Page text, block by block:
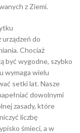
z Ziemi.
urządzeń do
Chociaż
być wygodne, szybko
wymaga wielu
setki lat. Nasze
dowolnymi
zasady, które
liczbę
śmieci, a w